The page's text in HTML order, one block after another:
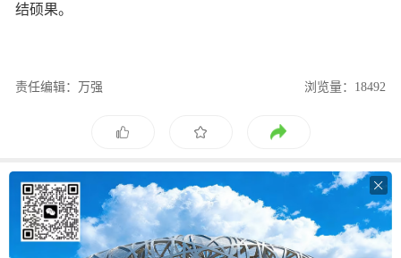
结硕果。
责任编辑：万强 浏览量：18492
